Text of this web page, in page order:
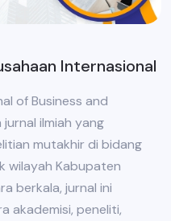
Internasional
of Business and
ilmiah yang
mutakhir di bidang
wilayah Kabupaten
berkala, jurnal ini
akademisi, peneliti,